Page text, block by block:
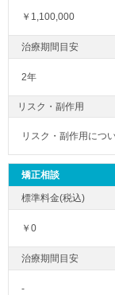
￥1,100,000
2年
リスク・副作用
リスク・副作用につ
矯正相談
￥0
-